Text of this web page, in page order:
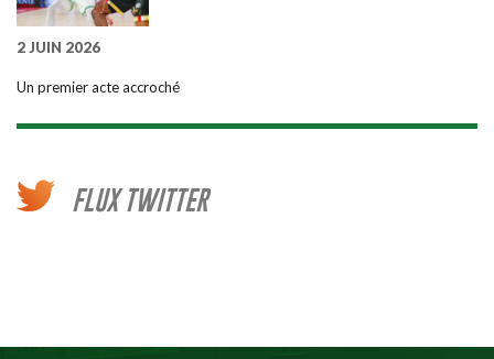
2 JUIN 2026
Un premier acte accroché
FLUX TWITTER